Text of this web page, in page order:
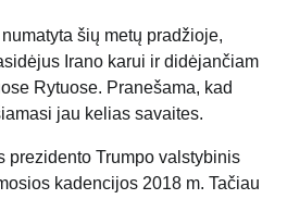
šių metų pradžioje,
Irano karui ir didėjančiam
Rytuose. Pranešama, kad
jau kelias savaites.
prezidento Trumpo valstybinis
kadencijos 2018 m. Tačiau